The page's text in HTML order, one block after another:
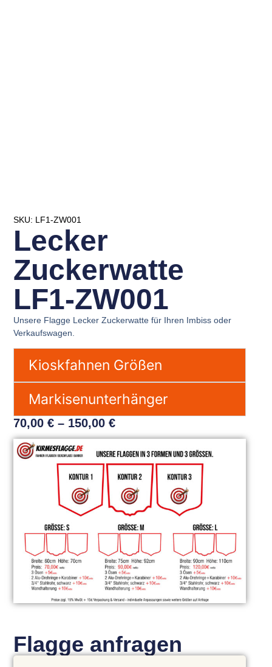
SKU: LF1-ZW001
Lecker
Zuckerwatte
LF1-ZW001
Unsere Flagge Lecker Zuckerwatte für Ihren Imbiss oder
Verkaufswagen.
Kioskfahnen Größen
Markisenunterhänger
70,00€ – 150,00€
Flagge anfragen